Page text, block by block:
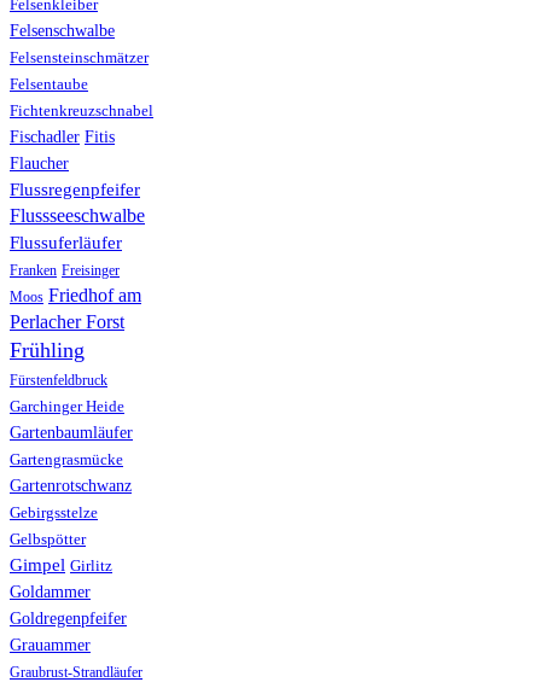
Felsenkleiber
Felsenschwalbe
Felsensteinschmätzer
Felsentaube
Fichtenkreuzschnabel
Fischadler Fitis
Flaucher
Flussregenpfeifer
Flussseeschwalbe
Flussuferläufer
Franken Freisinger
Moos Friedhof am
Perlacher Forst
Frühling
Fürstenfeldbruck
Garchinger Heide
Gartenbaumläufer
Gartengrasmücke
Gartenrotschwanz
Gebirgsstelze
Gelbspötter
Gimpel Girlitz
Goldammer
Goldregenpfeifer
Grauammer
Graubrust-Strandläufer